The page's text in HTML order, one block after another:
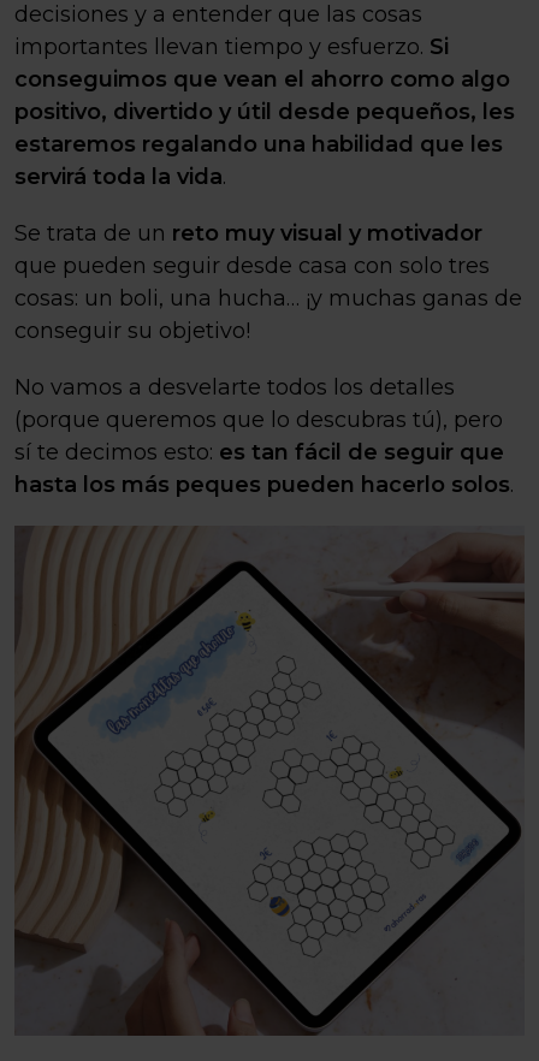
decisiones y a entender que las cosas
importantes llevan tiempo y esfuerzo. Si
conseguimos que vean el ahorro como algo
positivo, divertido y útil desde pequeños, les
estaremos regalando una habilidad que les
servirá toda la vida.
Se trata de un reto muy visual y motivador
que pueden seguir desde casa con solo tres
cosas: un boli, una hucha… ¡y muchas ganas de
conseguir su objetivo!
No vamos a desvelarte todos los detalles
(porque queremos que lo descubras tú), pero
sí te decimos esto: es tan fácil de seguir que
hasta los más peques pueden hacerlo solos.